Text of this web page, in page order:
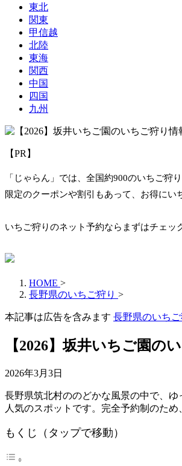
東北
関東
甲信越
北陸
東海
関西
中国
四国
九州
【PR】
「じゃらん」では、全国約900のいちご狩
限定のクーポンや割引もあって、お得にい
いちご狩りのネット予約ならまずはチェッ
HOME >
長野県のいちご狩り >
本記事は広告を含みます 長野県のいちご
【2026】坂井いちご園の
2026年3月3日
長野県筑北村ののどかな風景の中で、
人気のスポットです。完全予約制のため
もくじ（タップで移動）